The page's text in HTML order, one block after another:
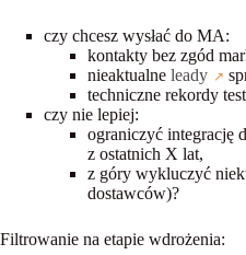
czy chcesz wysłać do MA:
kontakty bez zgód
nieaktualne leady
techniczne rekordy
czy nie lepiej:
ograniczyć integrację
z ostatnich X lat,
z góry wykluczyć
dostawców)?
Filtrowanie na etapie wdrożenia: